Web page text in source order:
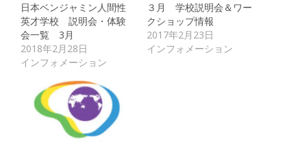
日本ベンジャミン人間性
英才学校 説明会・体験
会一覧 3月
2018年2月28日
インフォメーション
３月 学校説明会＆ワー
クショップ情報
2017年2月23日
インフォメーション